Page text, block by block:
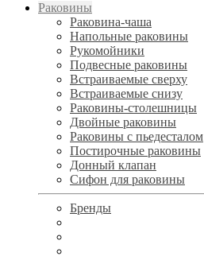
Раковины
Раковина-чаша
Напольные раковины
Рукомойники
Подвесные раковины
Встраиваемые сверху
Встраиваемые снизу
Раковины-столешницы
Двойные раковины
Раковины с пьедесталом
Постирочные раковины
Донный клапан
Сифон для раковины
Бренды